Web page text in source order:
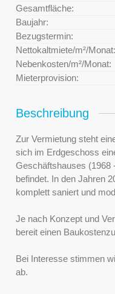
Gesamtfläche:
Baujahr:
Bezugstermin:
Nettokaltmiete/m²/Monat:
Nebenkosten/m²/Monat:
Mieterprovision:
Beschreibung
Zur Vermietung steht
sich im Erdgeschoss
Geschäftshauses (1968
befindet. In den Jahren
komplett saniert und
Je nach Konzept und
bereit einen
Bei Interesse stimmen
ab.